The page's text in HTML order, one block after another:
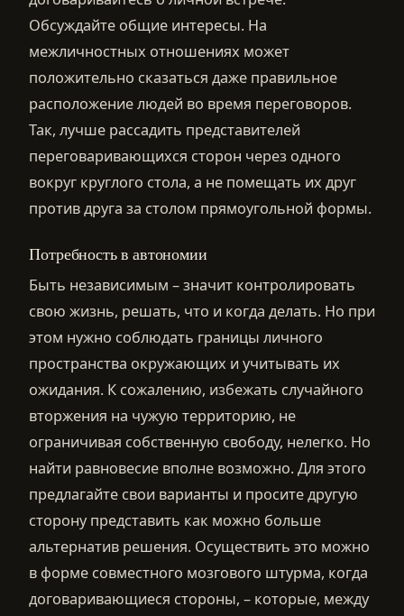
Обсуждайте общие интересы. На
межличностных отношениях может
положительно сказаться даже правильное
расположение людей во время переговоров.
Так, лучше рассадить представителей
переговаривающихся сторон через одного
вокруг круглого стола, а не помещать их друг
против друга за столом прямоугольной формы.
Потребность в автономии
Быть независимым – значит контролировать
свою жизнь, решать, что и когда делать. Но при
этом нужно соблюдать границы личного
пространства окружающих и учитывать их
ожидания. К сожалению, избежать случайного
вторжения на чужую территорию, не
ограничивая собственную свободу, нелегко. Но
найти равновесие вполне возможно. Для этого
предлагайте свои варианты и просите другую
сторону представить как можно больше
альтернатив решения. Осуществить это можно
в форме совместного мозгового штурма, когда
договаривающиеся стороны, – которые, между